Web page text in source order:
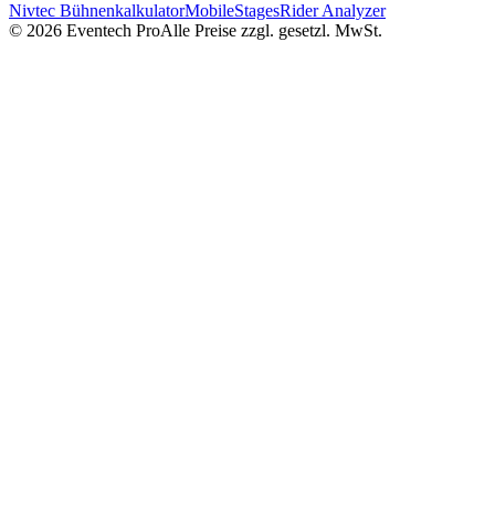
Nivtec BühnenkalkulatorMobileStagesRider Analyzer
© 2026 Eventech ProAlle Preise zzgl. gesetzl. MwSt.